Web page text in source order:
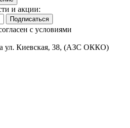
и акции:
Подписаться
с условиями
ул. Киевская, 38, (АЗС ОККО)